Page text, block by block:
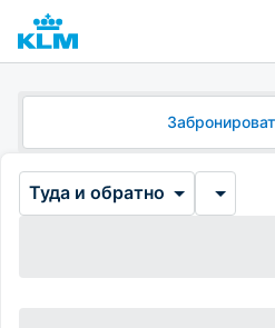
Туда и обратно